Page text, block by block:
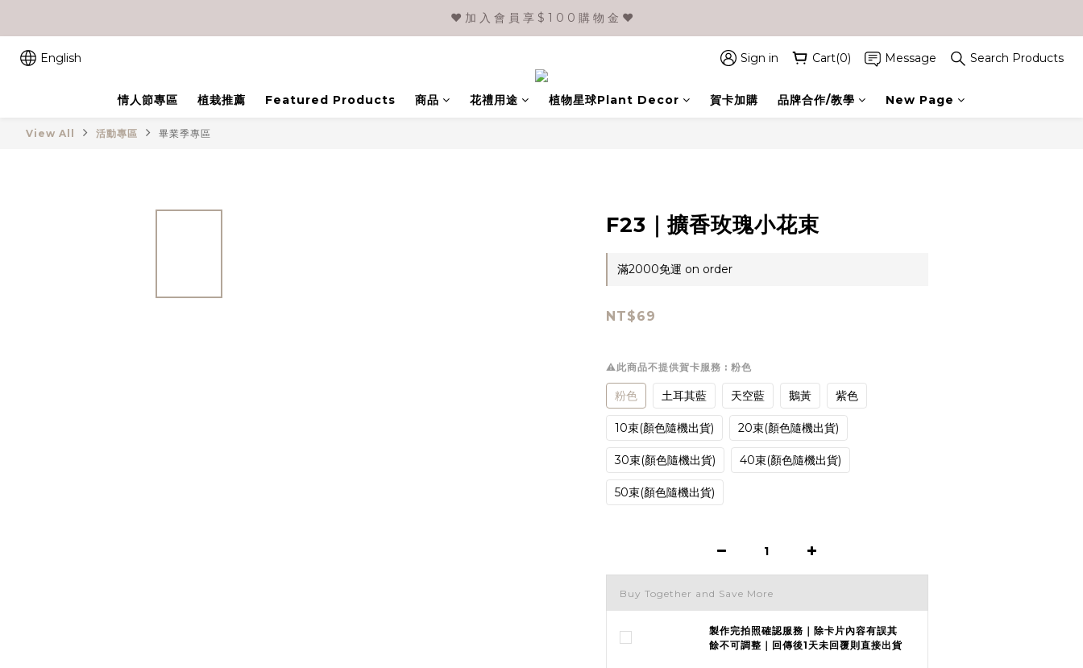
❤️ 加 入 會 員 享 $ 1 0 0 購 物 金 ❤️
English Sign in Cart(0) Message Search Products
情人節專區 植栽推薦 Featured Products 商品 花禮用途 植物星球Plant Decor 賀卡加購 品牌合作/教學 New Page
View All 活動專區 畢業季專區
F23｜擴香玫瑰小花束
滿2000免運 on order
NT$69
⚠︎此商品不提供賀卡服務 : 粉色
粉色 土耳其藍 天空藍 鵝黃 紫色
10束(顏色隨機出貨) 20束(顏色隨機出貨)
30束(顏色隨機出貨) 40束(顏色隨機出貨)
50束(顏色隨機出貨)
Buy Together and Save More
製作完拍照確認服務｜除卡片內容有誤其
餘不可調整｜回傳後1天未回覆則直接出貨